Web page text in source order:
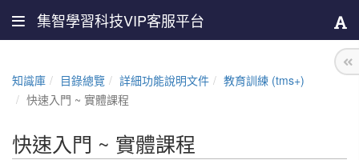
集智學習科技VIP客服平台
知識庫 目錄總覽 詳細功能說明文件
教育訓練 (tms+)
快速入門 ~ 實體課程
快速入門 ~ 實體課程